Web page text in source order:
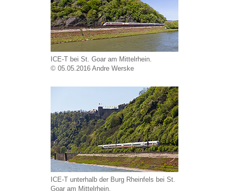
ICE-T bei St. Goar am Mittelrhein.
© 05.05.2016 Andre Werske
ICE-T unterhalb der Burg Rheinfels bei St.
Goar am Mittelrhein.